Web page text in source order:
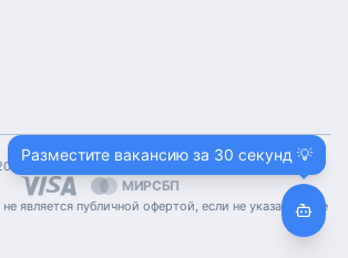
ProHH.ru. Все права защищены.
МИРСБП
является публичной офертой, если не указано иное
Разместите вакансию за 30 секунд 💡